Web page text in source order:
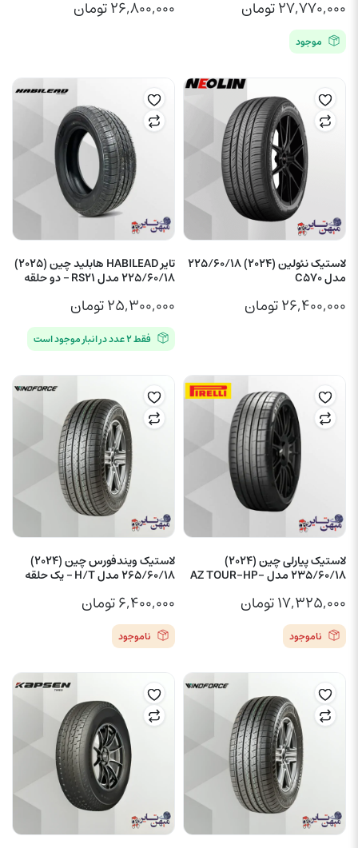
۲۷,۷۷۰,۰۰۰تومان
موجود
۲۶,۸۰۰,۰۰۰تومان
لاستیک نئولین (2024) 225/60/18
مدل C570
۲۶,۴۰۰,۰۰۰تومان
تایر HABILEAD هابلید چین (2025)
225/60/18 مدل RS21 – دو حلقه
۲۵,۳۰۰,۰۰۰تومان
فقط ۲ عدد در انبار موجود است
لاستیک پیارلی چین (2024)
235/60/18 مدل -AZ TOUR-HP
۱۷,۳۲۵,۰۰۰تومان
ناموجود
لاستیک ویندفورس چین (2024)
265/60/18 مدل H/T – یک حلقه
۶,۴۰۰,۰۰۰تومان
ناموجود